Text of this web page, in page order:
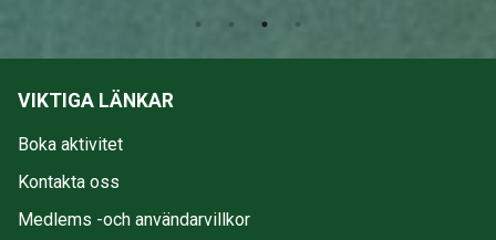
VIKTIGA LÄNKAR
Boka aktivitet
Kontakta oss
Medlems -och användarvillkor